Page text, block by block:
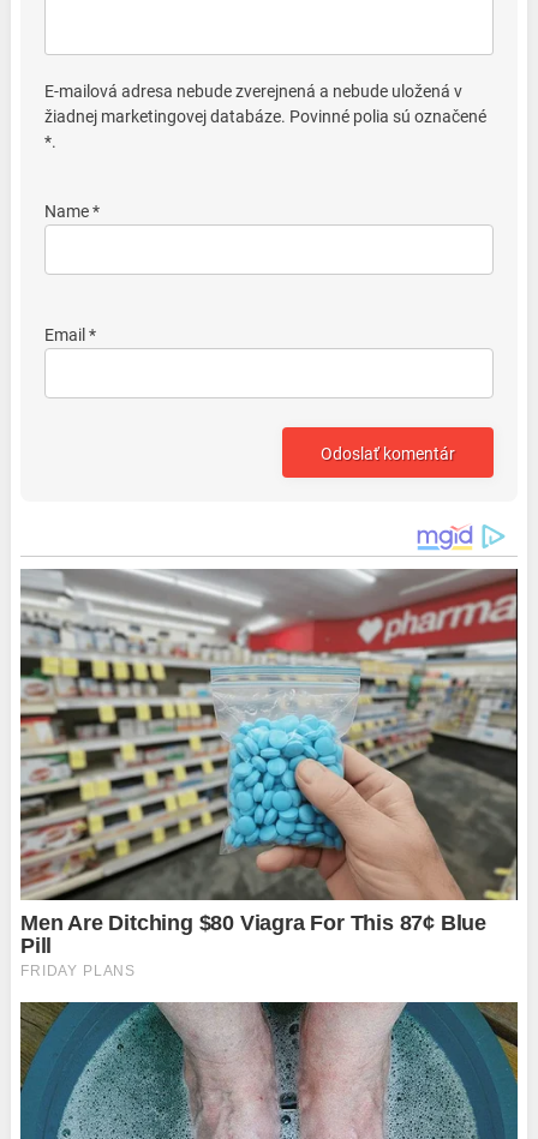
E-mailová adresa nebude zverejnená a nebude uložená v
žiadnej marketingovej databáze. Povinné polia sú označené
*.
Name *
Email *